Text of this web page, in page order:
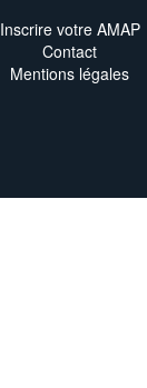
Inscrire votre AMAP
Contact
Mentions légales